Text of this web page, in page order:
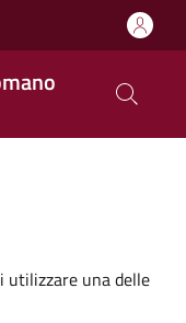
utilizzare una delle